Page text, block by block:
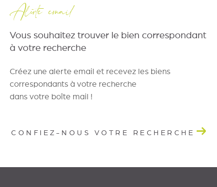
Alerte email
Vous souhaitez trouver le bien correspondant
à votre recherche
Créez une alerte email et recevez les biens
correspondants à votre recherche
dans votre boîte mail !
CONFIEZ-NOUS VOTRE RECHERCHE